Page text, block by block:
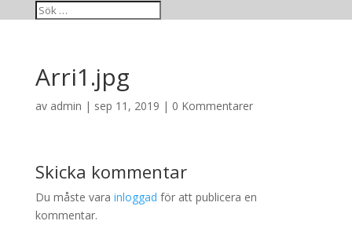
Arri1.jpg
av admin | sep 11, 2019 | 0 Kommentarer
Skicka kommentar
Du måste vara inloggad för att publicera en
kommentar.